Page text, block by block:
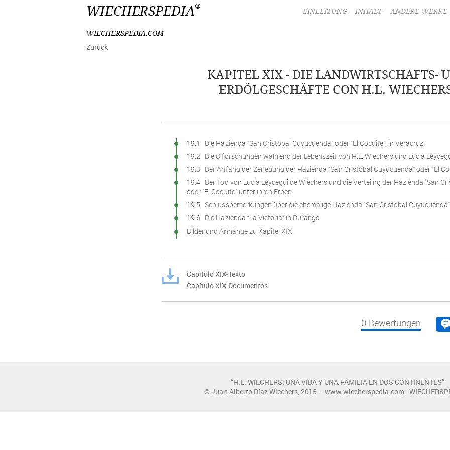
WIECHERSPEDIA®
WIECHERSPEDIA.COM
ANDERE WERKE
INHALT
EINLEITUNG
Zurück
KAPITEL XIX - DIE LANDWIRTSCHAFTS-
ERDÖLGESCHÄFTE CON H.L.
19.1 Die Hazienda “San Cristóbal Cuyucuenda” oder “El Cocuite”, in Veracruz.
19.2 Die Ölforschungen während der Lebenszeit von H.L. Wiechers und Lucía
19.3 Der Anfang der Zerlegung der Hazienda “San Cristóbal Cuyucuenda” oder “El
19.4 Der Tod von Lucía Léycegui de Wiechers und die Verteilng der Hazienda "San
oder "El Cocuite" unter ihren Erben.
19.5 Schlussbemerkungen über die ehemalige Hazienda "San Cristóbal
19.6 Die Hazienda “La Victoria” in Durango.
Bilder und Anhänge zu Kapitel XIX.
Capítulo XIX-Texto
Capítulo XIX-Documentos
0 Bewertungen
“H.L. WIECHERS: UNA VIDA Y UNA FAMILIA EN DOS CONTINENTES”
© Juan Alberto Díaz Wiechers, 2015 – www.wiecherspedia.com -